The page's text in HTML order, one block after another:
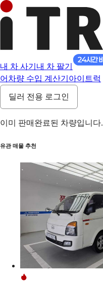
내 차 사기 내 차 팔기
어 차량 수입 계산기 아이트럭
딜러 전용 로그인
이미 판매완료된 차량입니다.
유관 매물 추천